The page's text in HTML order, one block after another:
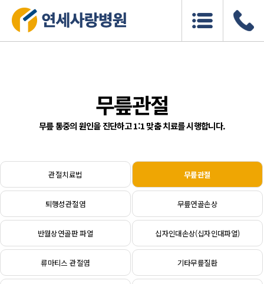
무릎관절
무릎 통중의 원인을 진단하고 1:1 맞춤 치료를 시행합니다.
관절치료법 무릎관절
퇴행성관절염 무릎연골손상
반월상연골판 파열 십자인대손상(십자인대파열)
류마티스 관절염 기타무릎질환